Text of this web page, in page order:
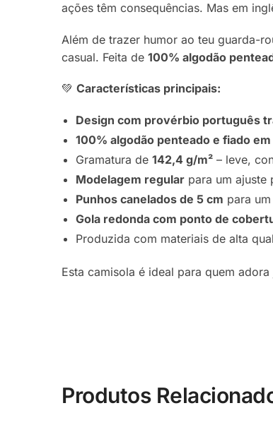
ações têm consequências. Mas em
Além de trazer humor ao teu guarda-
casual. Feita de100% algodão
💚Características principais:
Design com provérbio português
100% algodão penteado e fiado
Gramatura de142,4 g/m² – leve,
Modelagem regular para um ajuste
Punhos canelados de 5 cm para
Gola redonda com ponto de
Produzida com materiais de alta
Esta camisola é ideal para quem
Produtos